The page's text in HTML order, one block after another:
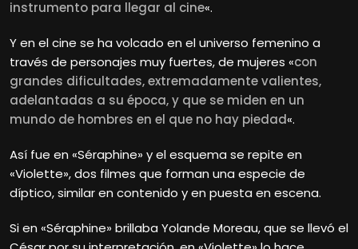
instrumento para llegar al cine«.
Y en el cine se ha volcado en el universo femenino a
través de personajes muy fuertes, de mujeres «con
grandes dificultades, extremadamente valientes,
adelantadas a su época, y que se miden en un
mundo de hombres en el que no hay piedad«.
Así fue en «Séraphine» y el esquema se repite en
«Violette», dos filmes que forman una especie de
díptico, similar en contenido y en puesta en escena.
Si en «Séraphine» brillaba Yolande Moreau, que se llevó el